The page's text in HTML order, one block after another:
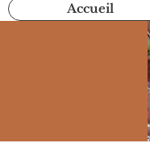
Accueil